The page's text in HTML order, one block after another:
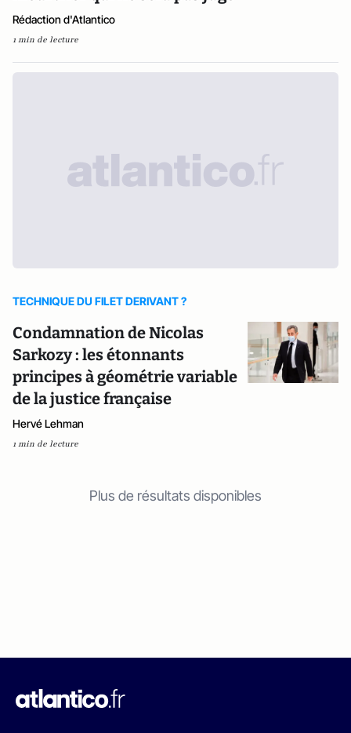
Rédaction d'Atlantico
1 min de lecture
TECHNIQUE DU FILET DERIVANT ?
Condamnation de Nicolas
Sarkozy : les étonnants
principes à géométrie variable
de la justice française
Hervé Lehman
1 min de lecture
Plus de résultats disponibles